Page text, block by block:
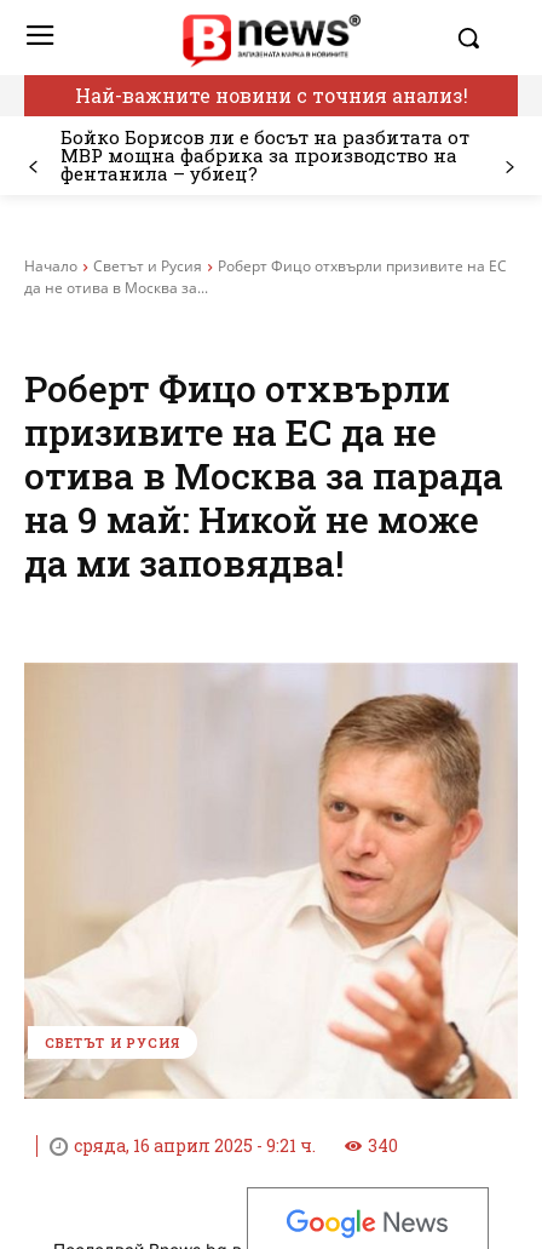
Най-важните новини с точния анализ!
Бойко Борисов ли е босът на разбитата от
МВР мощна фабрика за производство на
фентанила – убиец?
Начало Светът и Русия
Роберт Фицо отхвърли призивите на ЕС
да не отива в Москва за...
Роберт Фицо отхвърли
призивите на ЕС да не
отива в Москва за парада
на 9 май: Никой не може
да ми заповядва!
СВЕТЪТ И РУСИЯ
сряда, 16 април 2025 - 9:21 ч. 340